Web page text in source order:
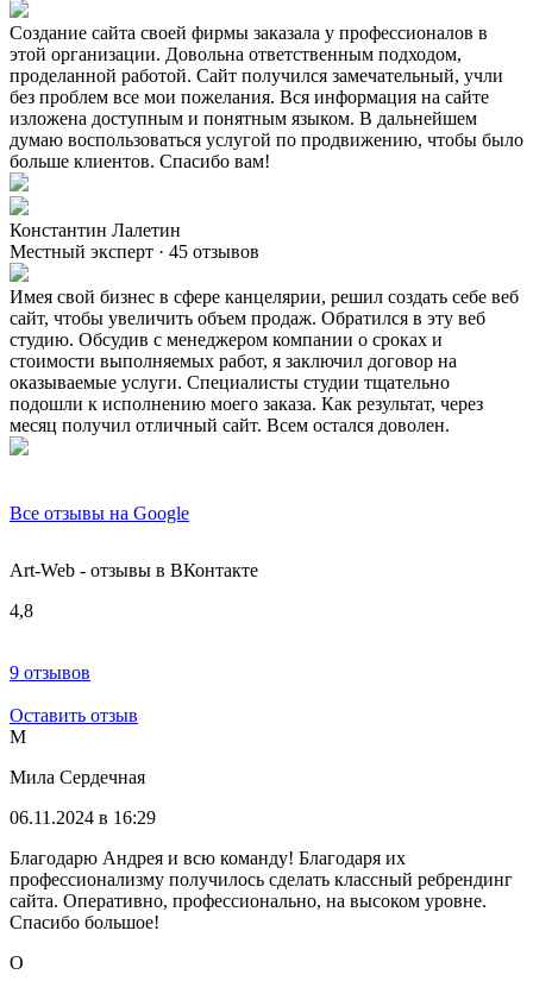
Создание сайта своей фирмы заказала у профессионалов в
этой организации. Довольна ответственным подходом,
проделанной работой. Сайт получился замечательный, учли
без проблем все мои пожелания. Вся информация на сайте
изложена доступным и понятным языком. В дальнейшем
думаю воспользоваться услугой по продвижению, чтобы было
больше клиентов. Спасибо вам!
Константин Лалетин
Местный эксперт · 45 отзывов
Имея свой бизнес в сфере канцелярии, решил создать себе веб
сайт, чтобы увеличить объем продаж. Обратился в эту веб
студию. Обсудив с менеджером компании о сроках и
стоимости выполняемых работ, я заключил договор на
оказываемые услуги. Специалисты студии тщательно
подошли к исполнению моего заказа. Как результат, через
месяц получил отличный сайт. Всем остался доволен.
Все отзывы на Google
Art-Web - отзывы в ВКонтакте
4,8
9 отзывов
Оставить отзыв
М
Мила Сердечная
06.11.2024 в 16:29
Благодарю Андрея и всю команду! Благодаря их
профессионализму получилось сделать классный ребрендинг
сайта. Оперативно, профессионально, на высоком уровне.
Спасибо большое!
О